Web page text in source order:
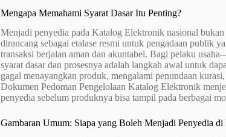
Mengapa Memahami Syarat Dasar Itu Penting?
Menjadi penyedia pada Katalog Elektronik nasional
dirancang sebagai etalase resmi untuk pengadaan publik
transaksi berjalan aman dan akuntabel. Bagi pelaku
syarat dasar dan prosesnya adalah langkah awal untuk
gagal menayangkan produk, mengalami penundaan
Dokumen Pedoman Pengelolaan Katalog Elektronik
penyedia sebelum produknya bisa tampil pada berbagai
Gambaran Umum: Siapa yang Boleh Menjadi Penyedia di